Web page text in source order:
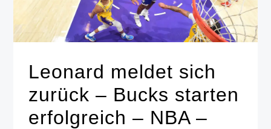
Leonard meldet sich
zurück – Bucks starten
erfolgreich – NBA –